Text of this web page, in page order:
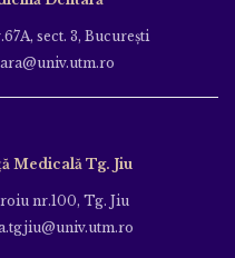
sect. 3, Bucureşti
Medicală Tg. Jiu
nr.100, Tg. Jiu